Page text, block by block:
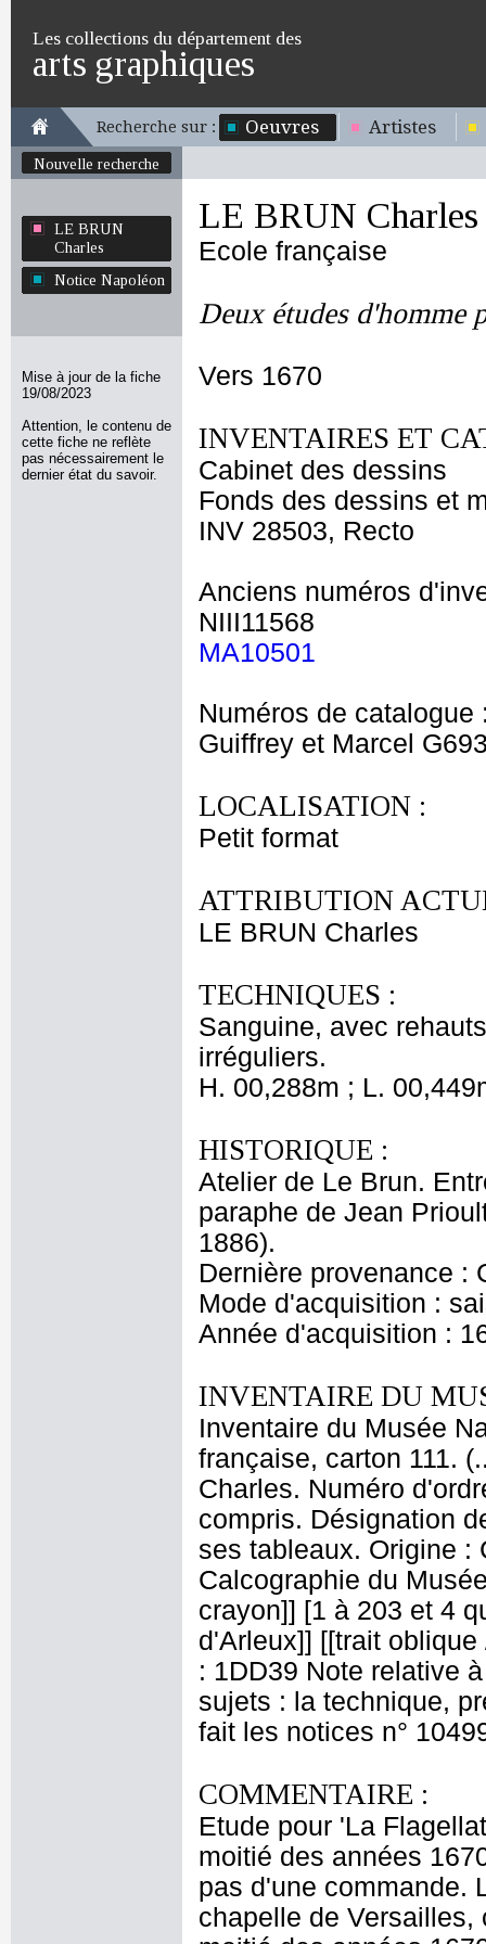
Les collections du département des
arts graphiques
Recherche sur : Oeuvres Artistes
Nouvelle recherche
LE BRUN
Charles
Notice Napoléon
Mise à jour de la fiche
19/08/2023
Attention, le contenu de
cette fiche ne reflète
pas nécessairement le
dernier état du savoir.
LE BRUN Charles
Ecole française
Deux études d'homme
Vers 1670
INVENTAIRES ET
Cabinet des dessins
Fonds des dessins et
INV 28503, Recto
Anciens numéros
NIII11568
MA10501
Numéros de catalogue
Guiffrey et Marcel
LOCALISATION :
Petit format
ATTRIBUTION
LE BRUN Charles
TECHNIQUES :
Sanguine, avec
irréguliers.
H. 00,288m ; L.
HISTORIQUE :
Atelier de Le Brun.
paraphe de Jean
1886).
Dernière provenance :
Mode d'acquisition :
Année d'acquisition :
INVENTAIRE DU
Inventaire du Musée
française, carton 111.
Charles. Numéro
compris. Désignation
ses tableaux. Origine :
Calcographie du
crayon]] [1 à 203 et 4
d'Arleux]] [[trait
: 1DD39 Note relative
sujets : la technique,
fait les notices n°
COMMENTAIRE :
Etude pour 'La
moitié des années
pas d'une commande.
chapelle de Versailles,